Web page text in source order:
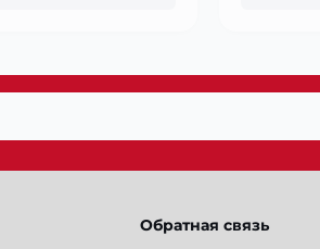
Обратная связь